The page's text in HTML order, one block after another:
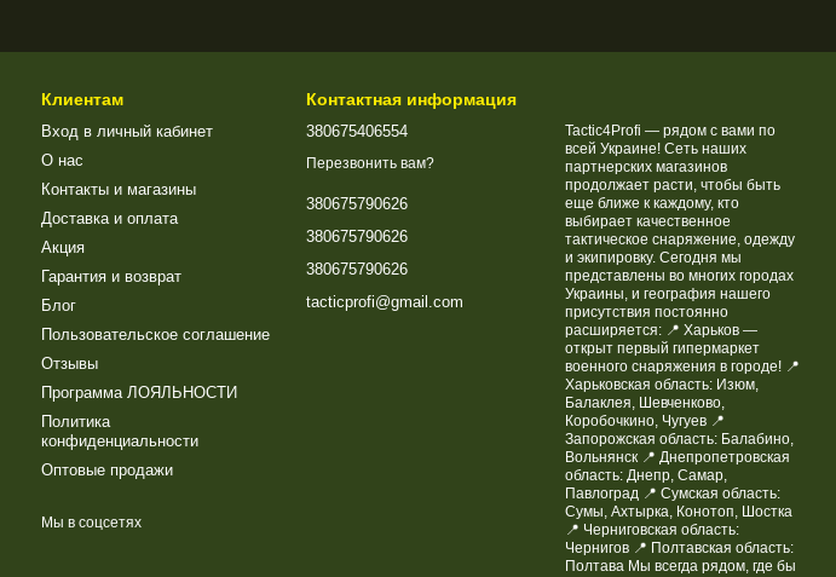
Клиентам
Вход в личный кабинет
О нас
Контакты и магазины
Доставка и оплата
Акция
Гарантия и возврат
Блог
Пользовательское соглашение
Отзывы
Программа ЛОЯЛЬНОСТИ
Политика
конфиденциальности
Оптовые продажи
Мы в соцсетях
Контактная информация
380675406554
Перезвонить вам?
380675790626
380675790626
380675790626
tacticprofi@gmail.com
Tactic4Profi — рядом с вами по
всей Украине! Сеть наших
партнерских магазинов
продолжает расти, чтобы быть
еще ближе к каждому, кто
выбирает качественное
тактическое снаряжение, одежду
и экипировку. Сегодня мы
представлены во многих городах
Украины, и география нашего
присутствия постоянно
расширяется: 📍 Харьков —
открыт первый гипермаркет
военного снаряжения в городе! 📍
Харьковская область: Изюм,
Балаклея, Шевченково,
Коробочкино, Чугуев 📍
Запорожская область: Балабино,
Вольнянск 📍 Днепропетровская
область: Днепр, Самар,
Павлоград 📍 Сумская область:
Сумы, Ахтырка, Конотоп, Шостка
📍 Черниговская область:
Чернигов 📍 Полтавская область:
Полтава Мы всегда рядом, где бы